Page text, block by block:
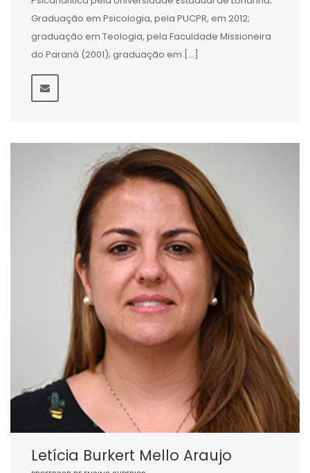
Graduação em Psicologia, pela PUCPR, em 2012;
graduação em Teologia, pela Faculdade Missioneira
do Paraná (2001); graduação em […]
Letícia Burkert Mello Araujo